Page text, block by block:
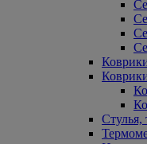
Стулья,